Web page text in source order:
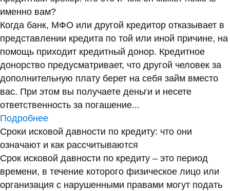
именно вам?
Когда банк, МФО или другой кредитор отказывает в
представлении кредита по той или иной причине, на
помощь приходит кредитный донор. Кредитное
донорство предусматривает, что другой человек за
дополнительную плату берет на себя займ вместо
вас. При этом вы получаете деньги и несете
ответственность за погашение...
Подробнее
Сроки исковой давности по кредиту: что они
означают и как рассчитываются
Срок исковой давности по кредиту – это период
времени, в течение которого физическое лицо или
организация с нарушенными правами могут подать